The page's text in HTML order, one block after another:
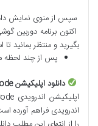
سپس از منوی نمایش
اکنون برنامه دوربین
بگیرید و منتظر بمانید
پس از چند لحظه
دانلود اپلیکیشن